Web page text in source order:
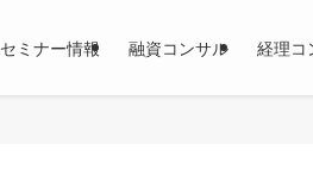
セミナー情報 融資コンサル 経理コ